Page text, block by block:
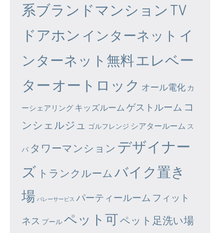
系ブランドマンション TV
ドアホン インターネット イ
ンターネット無料エレベー
ター オートロック オール電化 カ
ーシェアリング キッズルーム ゲストルーム コ
ンシェルジュ
ゴルフレンジ シアタールーム ス
パ タワーマンション デザイナー
ズ トランクルーム バイク置き
場 バレーサービス パーティールーム フィット
ネス プール ペット可ペット足洗い場